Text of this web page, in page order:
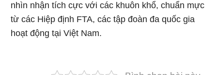
nhìn nhận tích cực với các khuôn khổ, chuẩn mực
từ các Hiệp định FTA, các tập đoàn đa quốc gia
hoạt động tại Việt Nam.